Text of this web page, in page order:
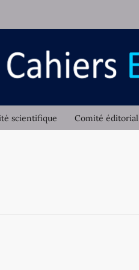
scientifique Comité éditorial